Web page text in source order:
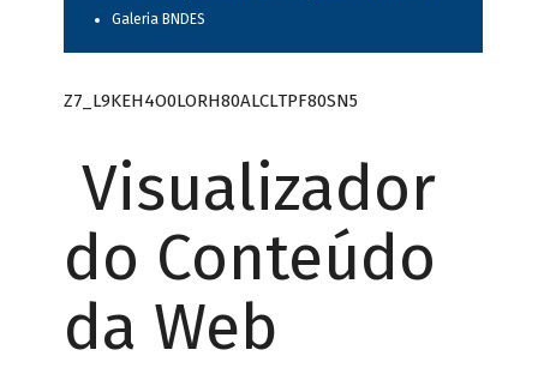
Galeria BNDES
Z7_L9KEH4O0LORH80ALCLTPF80SN5
Visualizador
do Conteúdo
da Web